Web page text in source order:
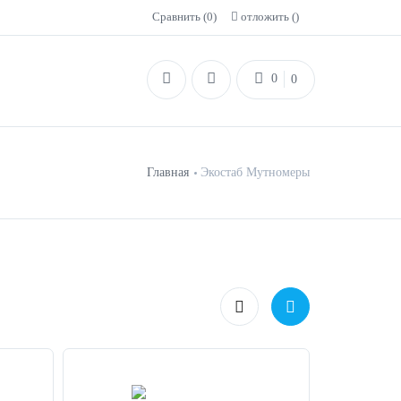
Сравнить (0) отложить ()
0 0
Главная Экостаб Мутномеры